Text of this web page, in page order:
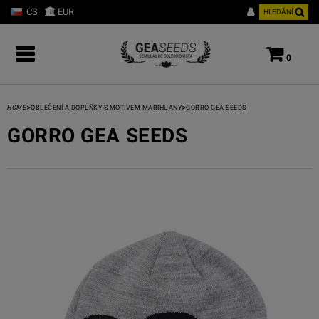
CS EUR HLEDÁNÍ
0
HOME>OBLEČENÍ A DOPLŇKY S MOTIVEM MARIHUANY>GORRO GEA SEEDS
GORRO GEA SEEDS